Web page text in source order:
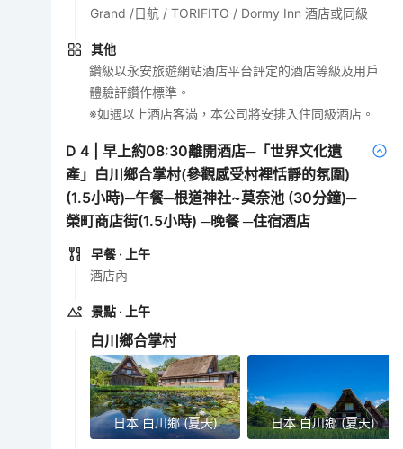
Grand /日航 / TORIFITO / Dormy Inn 酒店或同級
其他
鑽級以永安旅遊網站酒店平台評定的酒店等級及用戶
體驗評鑽作標準。
※如遇以上酒店客滿，本公司將安排入住同級酒店。
D4 |早上約08:30離開酒店─「世界文化遺
產」白川鄉合掌村(參觀感受村裡恬靜的氛圍)
(1.5小時)─午餐─根道神社~莫奈池 (30分鐘)─
榮町商店街(1.5小時) ─晚餐 ─住宿酒店
早餐 · 上午
酒店內
景點 · 上午
白川鄉合掌村
日本 白川鄉 (夏天) 日本 白川鄉 (夏天)